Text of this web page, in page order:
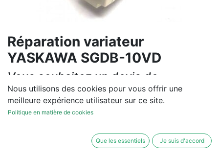
Réparation variateur
YASKAWA SGDB-10VD
Vous souhaitez un devis de
réparation ou de vente, un
diagnostic sur site?
Nous utilisons des cookies pour vous offrir une
meilleure expérience utilisateur sur ce site.
Politique en matière de cookies
Que les essentiels Je suis d'accord